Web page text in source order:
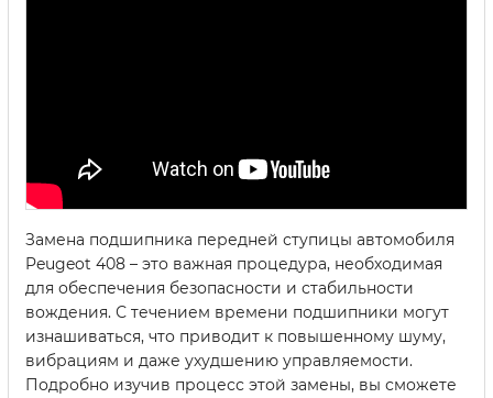
Замена подшипника передней ступицы автомобиля
Peugeot 408 – это важная процедура, необходимая
для обеспечения безопасности и стабильности
вождения. С течением времени подшипники могут
изнашиваться, что приводит к повышенному шуму,
вибрациям и даже ухудшению управляемости.
Подробно изучив процесс этой замены, вы сможете